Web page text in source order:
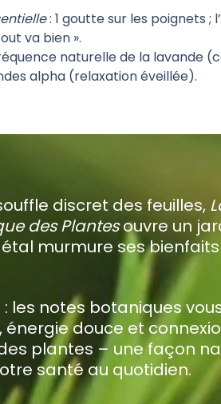
: 1 goutte sur les poignets ;
va bien ».
naturelle de la lavande
alpha (relaxation éveillée).
discret des feuilles,
des Plantesouvre un
murmure ses
: les notes botaniques
énergie douce et
plantes – une façon
santé au quotidien.